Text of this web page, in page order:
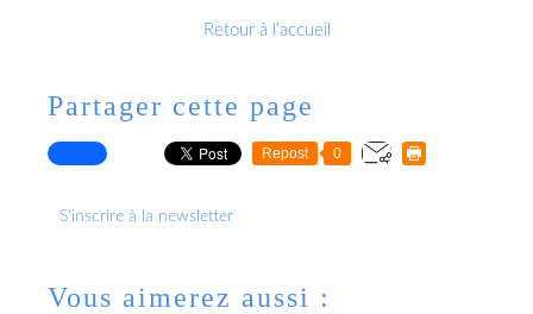
Retour à l'accueil
Partager cette page
Repost 0
S'inscrire à la newsletter
Vous aimerez aussi :